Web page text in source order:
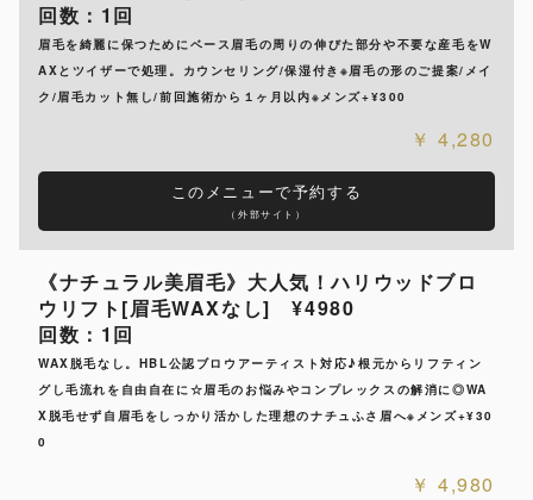
回数：1回
眉毛を綺麗に保つためにベース眉毛の周りの伸びた部分や不要な産毛をW
AXとツイザーで処理。カウンセリング/保湿付き※眉毛の形のご提案/メイ
ク/眉毛カット無し/前回施術から１ヶ月以内※メンズ+¥300
4,280
このメニューで予約する
（外部サイト）
《ナチュラル美眉毛》大人気！ハリウッドブロ
ウリフト[眉毛WAXなし] ¥4980
回数：1回
WAX脱毛なし。HBL公認ブロウアーティスト対応♪根元からリフティン
グし毛流れを自由自在に☆眉毛のお悩みやコンプレックスの解消に◎WA
X脱毛せず自眉毛をしっかり活かした理想のナチュふさ眉へ※メンズ+¥30
0
4,980